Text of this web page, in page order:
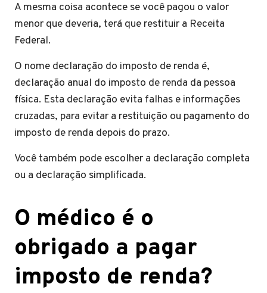
A mesma coisa acontece se você pagou o valor
menor que deveria, terá que restituir a Receita
Federal.
O nome declaração do imposto de renda é,
declaração anual do imposto de renda da pessoa
física. Esta declaração evita falhas e informações
cruzadas, para evitar a restituição ou pagamento do
imposto de renda depois do prazo.
Você também pode escolher a declaração completa
ou a declaração simplificada.
O médico é o
obrigado a pagar
imposto de renda?